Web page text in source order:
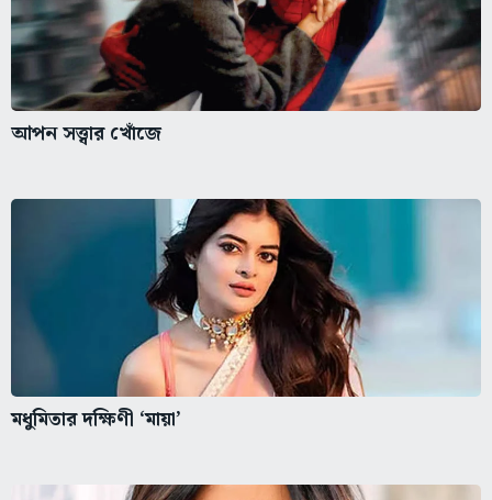
আপন সত্ত্বার খোঁজে
মধুমিতার দক্ষিণী ‘মায়া’